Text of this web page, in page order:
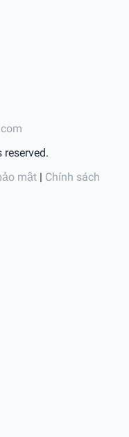
mật | Chính sách